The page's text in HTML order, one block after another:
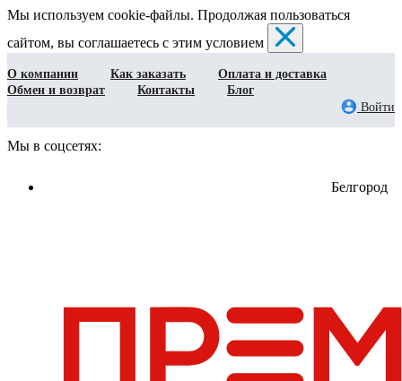
Мы используем cookie-файлы. Продолжая пользоваться
сайтом, вы соглашаетесь с этим условием
О компании Как заказать
Оплата и доставка
Обмен и возврат
Контакты
Блог
Войти
Мы в соцсетях:
Белгород